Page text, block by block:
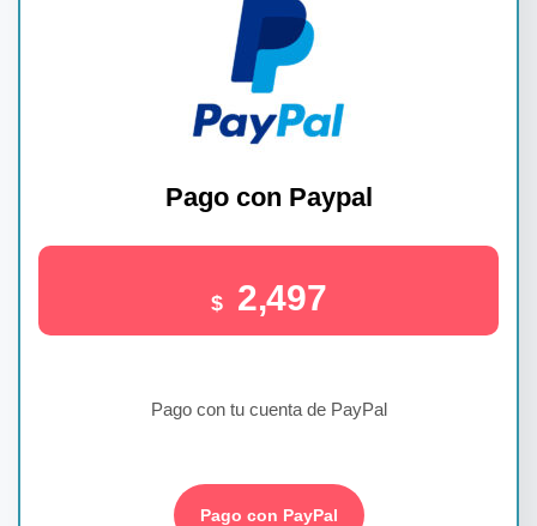
Pago con Paypal
$ 2,497
Pago con tu cuenta de PayPal
Pago con PayPal